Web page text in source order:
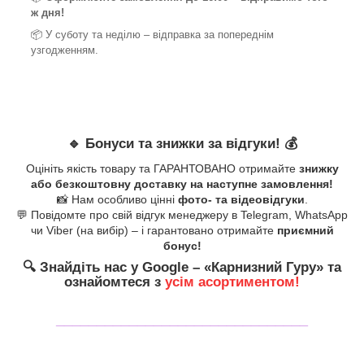
ж дня!
📦 У суботу та неділю – відправка за попереднім
узгодженням.
🔹 Бонуси та знижки за відгуки! 💰
Оцініть якість товару та ГАРАНТОВАНО отримайте знижку
або безкоштовну доставку на наступне замовлення!
📸 Нам особливо цінні фото- та відеовідгуки.
💬 Повідомте про свій відгук менеджеру в Telegram, WhatsApp
чи Viber (на вибір) – і гарантовано отримайте приємний
бонус!
🔍 Знайдіть нас у Google – «Карнизний Гуру» та
ознайомтеся з усім асортиментом!